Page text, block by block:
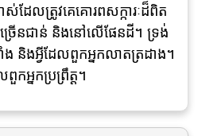
ដែលត្រូវគេគោរពសក្ការៈដ៏ពិត
រើនជាន់ និងនៅលើផែនដី។ ទ្រង់
និងអ្វីដែលពួកអ្នកលាតត្រដាង។
អ្នកប្រព្រឹត្ត។